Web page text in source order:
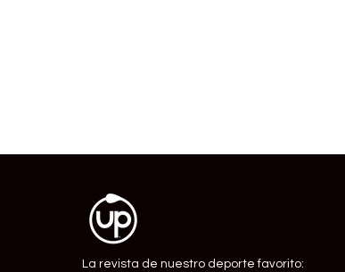
La revista de nuestro deporte favorito: